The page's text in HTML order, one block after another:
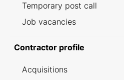
Temporary post call
Job vacancies
Contractor profile
Acquisitions